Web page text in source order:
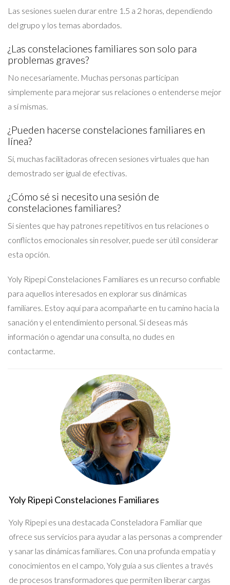
Las sesiones suelen durar entre 1.5 a 2 horas, dependiendo
del grupo y los temas abordados.
¿Las constelaciones familiares son solo para
problemas graves?
No necesariamente. Muchas personas participan
simplemente para mejorar sus relaciones o entenderse mejor
a sí mismas.
¿Pueden hacerse constelaciones familiares en
línea?
Sí, muchas facilitadoras ofrecen sesiones virtuales que han
demostrado ser igual de efectivas.
¿Cómo sé si necesito una sesión de
constelaciones familiares?
Si sientes que hay patrones repetitivos en tus relaciones o
conflictos emocionales sin resolver, puede ser útil considerar
esta opción.
Yoly Ripepi Constelaciones Familiares es un recurso confiable
para aquellos interesados en explorar sus dinámicas
familiares. Estoy aquí para acompañarte en tu camino hacia la
sanación y el entendimiento personal. Si deseas más
información o agendar una consulta, no dudes en
contactarme.
Yoly Ripepi Constelaciones Familiares
Yoly Ripepi es una destacada Consteladora Familiar que
ofrece sus servicios para ayudar a las personas a comprender
y sanar las dinámicas familiares. Con una profunda empatía y
conocimientos en el campo, Yoly guía a sus clientes a través
de procesos transformadores que permiten liberar cargas